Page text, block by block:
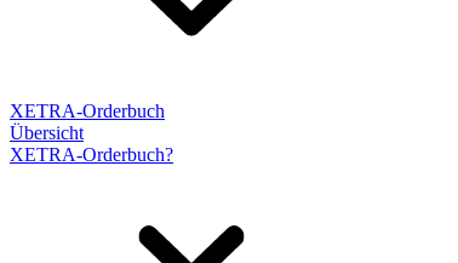
XETRA-Orderbuch
Übersicht
XETRA-Orderbuch?